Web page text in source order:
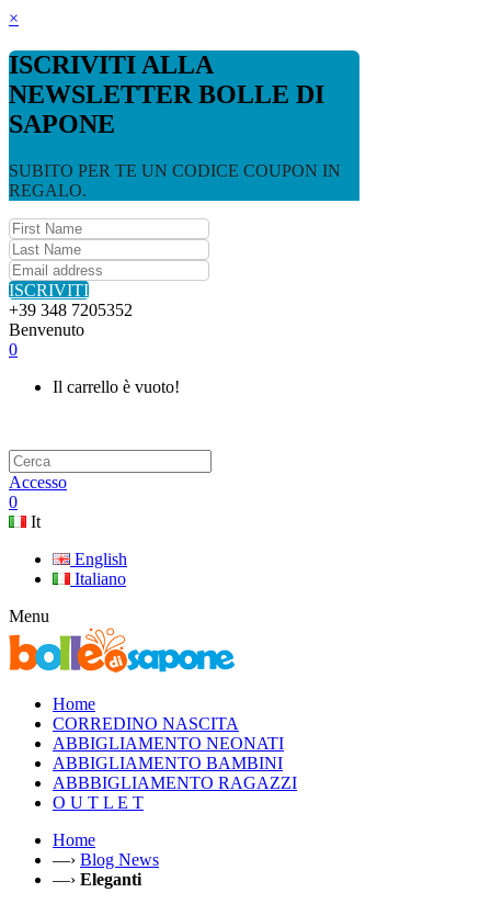
×
ISCRIVITI ALLA
NEWSLETTER BOLLE DI
SAPONE
SUBITO PER TE UN CODICE COUPON IN
REGALO.
ISCRIVITI
+39 348 7205352
Benvenuto
0
Il carrello è vuoto!
Accesso
0
It
English
Italiano
Menu
Home
CORREDINO NASCITA
ABBIGLIAMENTO NEONATI
ABBIGLIAMENTO BAMBINI
ABBBIGLIAMENTO RAGAZZI
O U T L E T
Home
—› Blog News
—› Eleganti